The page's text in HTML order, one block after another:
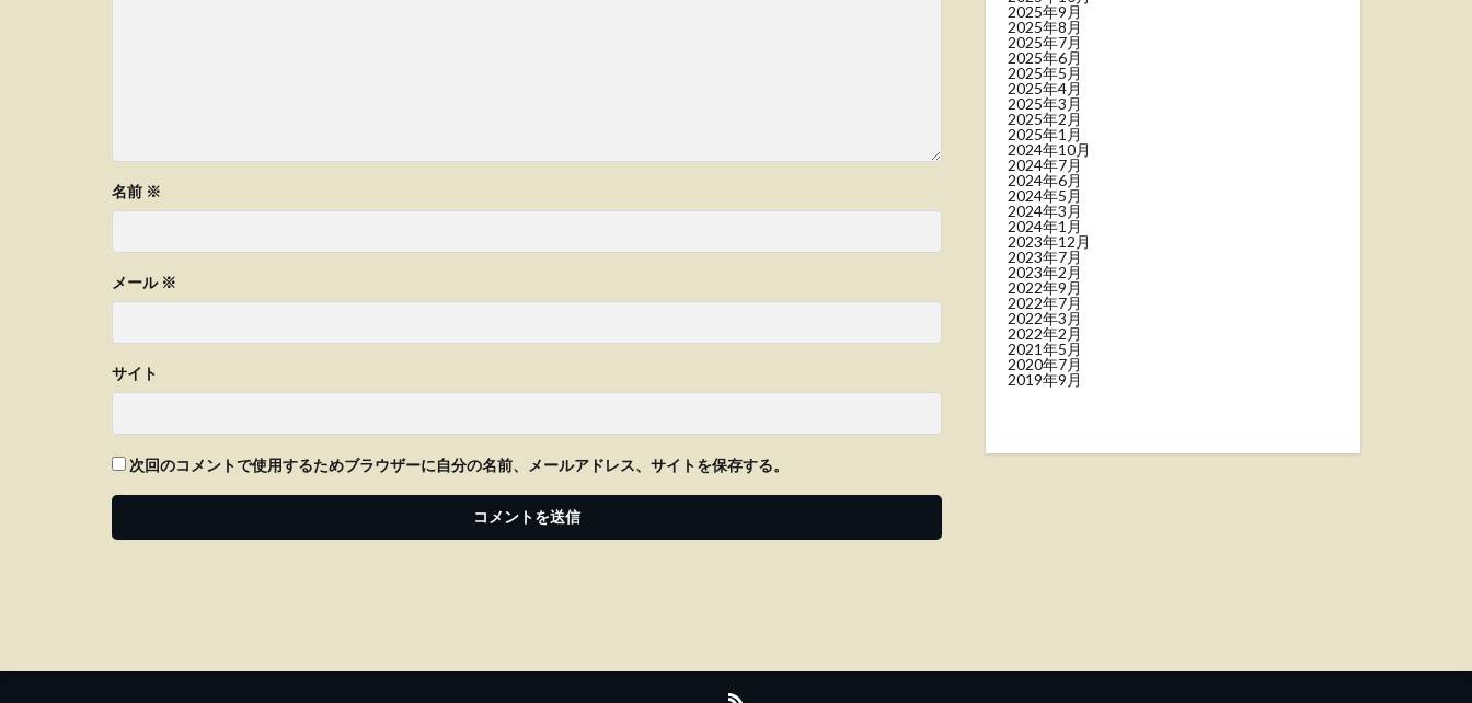
名前 ※
メール ※
サイト
次回のコメントで使用するためブラウザーに自分の名前、メールアドレス、サイトを保存する。
2025年9月
2025年8月
2025年7月
2025年6月
2025年5月
2025年4月
2025年3月
2025年2月
2025年1月
2024年10月
2024年7月
2024年6月
2024年5月
2024年3月
2024年1月
2023年12月
2023年7月
2023年2月
2022年9月
2022年7月
2022年3月
2022年2月
2021年5月
2020年7月
2019年9月